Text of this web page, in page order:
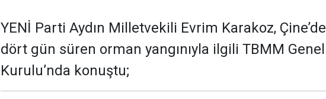
YENİ Parti Aydın Milletvekili Evrim Karakoz, Çine’de
dört gün süren orman yangınıyla ilgili TBMM Genel
Kurulu’nda konuştu;